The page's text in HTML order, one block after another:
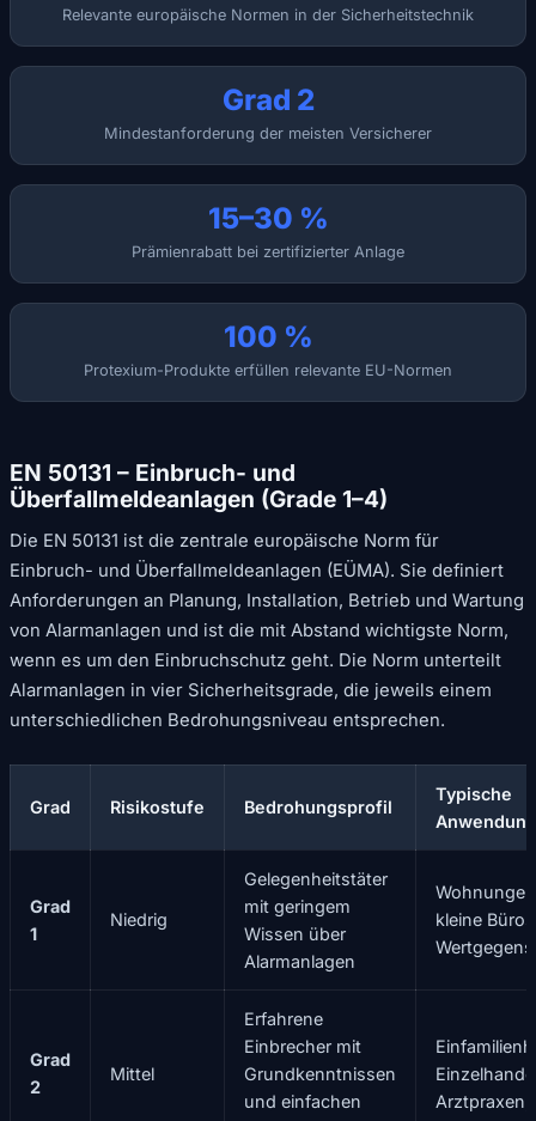
Relevante europäische Normen in der Sicherheitstechnik
Grad 2
Mindestanforderung der meisten Versicherer
15–30 %
Prämienrabatt bei zertifizierter Anlage
100 %
Protexium-Produkte erfüllen relevante EU-Normen
EN 50131 – Einbruch- und
Überfallmeldeanlagen (Grade 1–4)
Die EN 50131 ist die zentrale europäische Norm für
Einbruch- und Überfallmeldeanlagen (EÜMA). Sie definiert
Anforderungen an Planung, Installation, Betrieb und Wartung
von Alarmanlagen und ist die mit Abstand wichtigste Norm,
wenn es um den Einbruchschutz geht. Die Norm unterteilt
Alarmanlagen in vier Sicherheitsgrade, die jeweils einem
unterschiedlichen Bedrohungsniveau entsprechen.
Grad Risikostufe Bedrohungsprofil
Typische
Anwendung
Grad
1
Niedrig
Gelegenheitstäter
mit geringem
Wissen über
Alarmanlagen
kleine
Grad
2
Mittel
Erfahrene
Einbrecher mit
Grundkenntnissen
und einfachen
Arztpraxen,